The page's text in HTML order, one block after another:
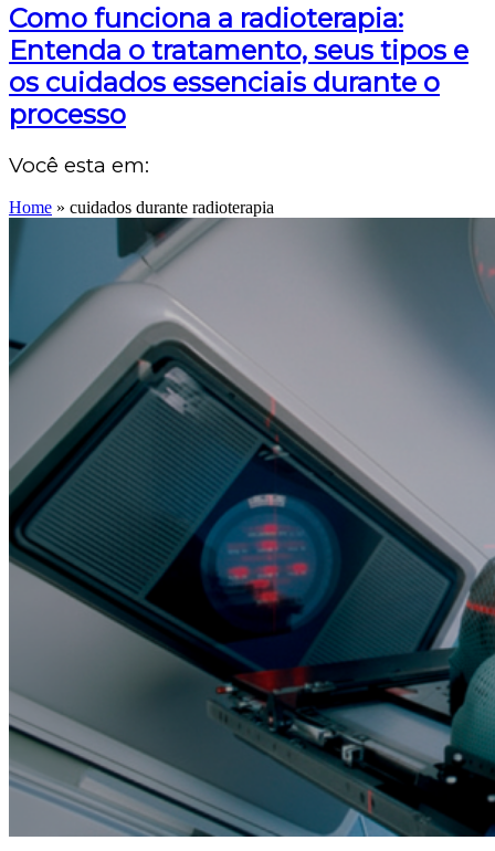
Como funciona a radioterapia:
Entenda o tratamento, seus tipos e
os cuidados essenciais durante o
processo
Você esta em:
Home » cuidados durante radioterapia